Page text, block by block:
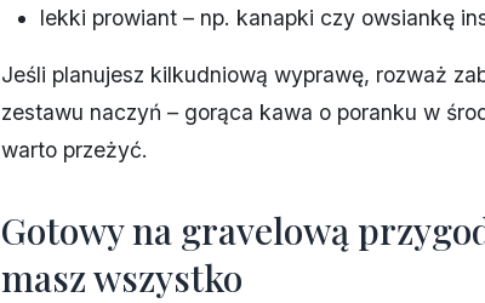
lekki prowiant – np. kanapki czy owsiankę
Jeśli planujesz kilkudniową wyprawę, rozważ
zestawu naczyń – gorąca kawa o poranku w
warto przeżyć.
Gotowy na gravelową
masz wszystko